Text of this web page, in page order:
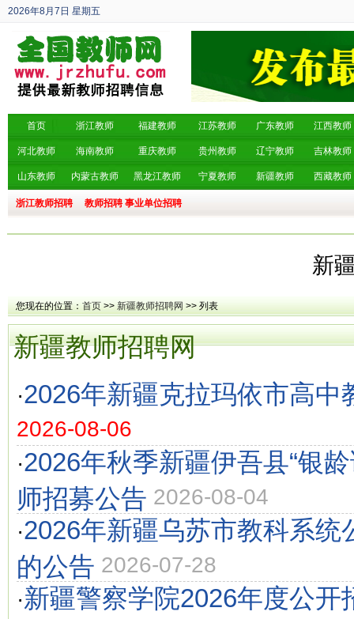
2026年8月7日 星期五
丙午年 六月廿五
首页 浙江教师 福建教师 江苏教师 广东教师 江西教师
河北教师 海南教师 重庆教师 贵州教师 辽宁教师 吉林教师
山东教师 内蒙古教师 黑龙江教师 宁夏教师 新疆教师 西藏教师
浙江教师招聘 教师招聘 事业单位招聘
新
您现在的位置： 首页 >> 新疆教师招聘网 >> 列表
新疆教师招聘网
·2026年新疆克拉玛依市高中
2026-08-06
·2026年秋季新疆伊吾县“银
师招募公告 2026-08-04
·2026年新疆乌苏市教科系统
的公告 2026-07-28
·新疆警察学院2026年度公开